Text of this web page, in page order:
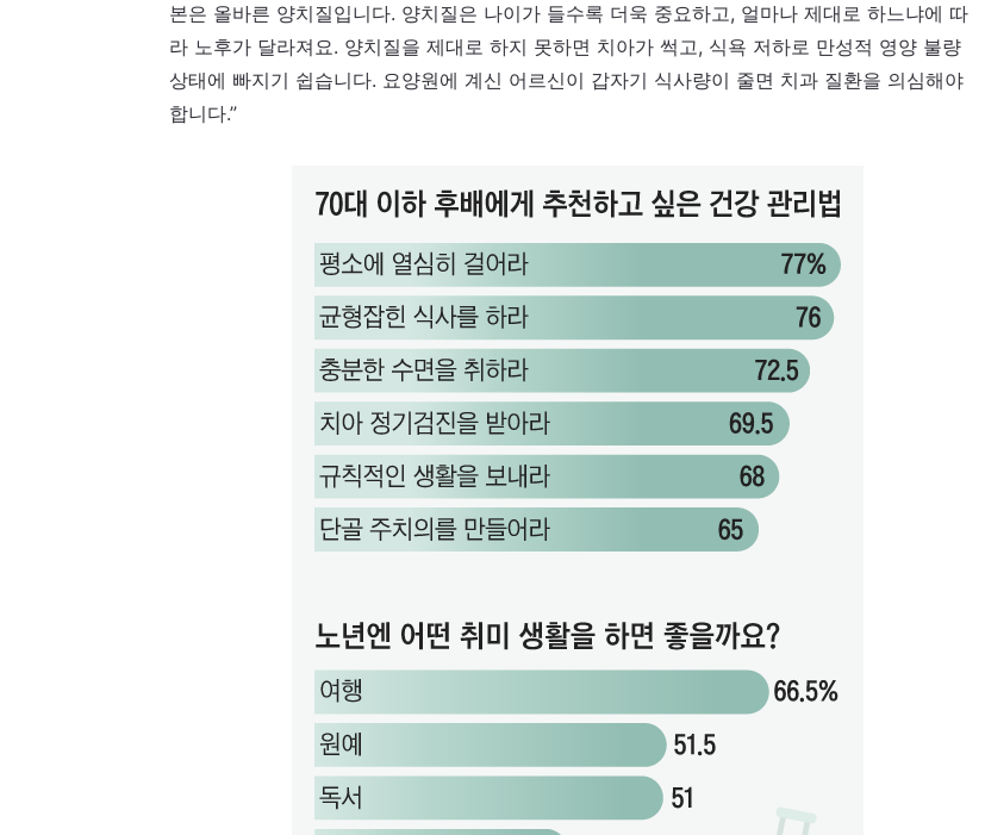
본은 올바른 양치질입니다. 양치질은 나이가 들수록 더욱 중요하고, 얼마나 제대로 하느냐에 따
라 노후가 달라져요. 양치질을 제대로 하지 못하면 치아가 썩고, 식욕 저하로 만성적 영양 불량
상태에 빠지기 쉽습니다. 요양원에 계신 어르신이 갑자기 식사량이 줄면 치과 질환을 의심해야
합니다.”